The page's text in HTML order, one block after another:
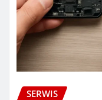
SERWIS